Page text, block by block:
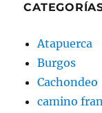
Atapuerca
Burgos
Cachondeo
camino